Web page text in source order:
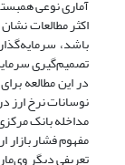
آماری نوعی
اکثر مطالعات
باشد،
تصمیم‌گیری
در این مطالعه
مداخله بانک